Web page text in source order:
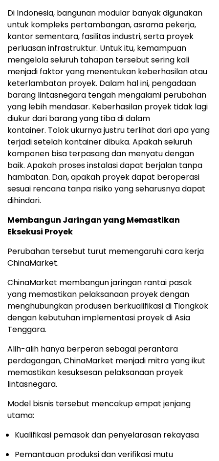
Di Indonesia, bangunan modular banyak digunakan
untuk kompleks pertambangan, asrama pekerja,
kantor sementara, fasilitas industri, serta proyek
perluasan infrastruktur. Untuk itu, kemampuan
mengelola seluruh tahapan tersebut sering kali
menjadi faktor yang menentukan keberhasilan atau
keterlambatan proyek. Dalam hal ini, pengadaan
barang lintasnegara tengah mengalami perubahan
yang lebih mendasar. Keberhasilan proyek tidak lagi
diukur dari barang yang tiba di dalam
kontainer. Tolok ukurnya justru terlihat dari apa yang
terjadi setelah kontainer dibuka. Apakah seluruh
komponen bisa terpasang dan menyatu dengan
baik. Apakah proses instalasi dapat berjalan tanpa
hambatan. Dan, apakah proyek dapat beroperasi
sesuai rencana tanpa risiko yang seharusnya dapat
dihindari.
Membangun Jaringan yang Memastikan
Eksekusi Proyek
Perubahan tersebut turut memengaruhi cara kerja
ChinaMarket.
ChinaMarket membangun jaringan rantai pasok
yang memastikan pelaksanaan proyek dengan
menghubungkan produsen berkualifikasi di Tiongkok
dengan kebutuhan implementasi proyek di Asia
Tenggara.
Alih-alih hanya berperan sebagai perantara
perdagangan, ChinaMarket menjadi mitra yang ikut
memastikan kesuksesan pelaksanaan proyek
lintasnegara.
Model bisnis tersebut mencakup empat jenjang
utama:
Kualifikasi pemasok dan penyelarasan rekayasa
Pemantauan produksi dan verifikasi mutu